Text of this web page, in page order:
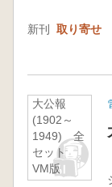
新刊 取り寄せ
大公報
(1902～
1949) 全
セット
VM版